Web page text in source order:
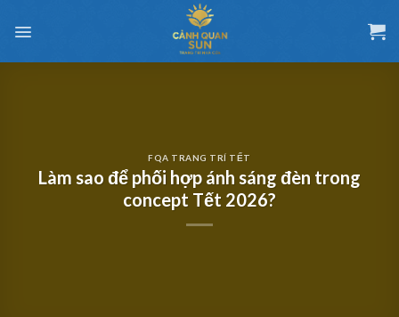
đến
dung
FQA TRANG TRÍ TẾT
Làm sao để phối hợp ánh sáng đèn trong
concept Tết 2026?